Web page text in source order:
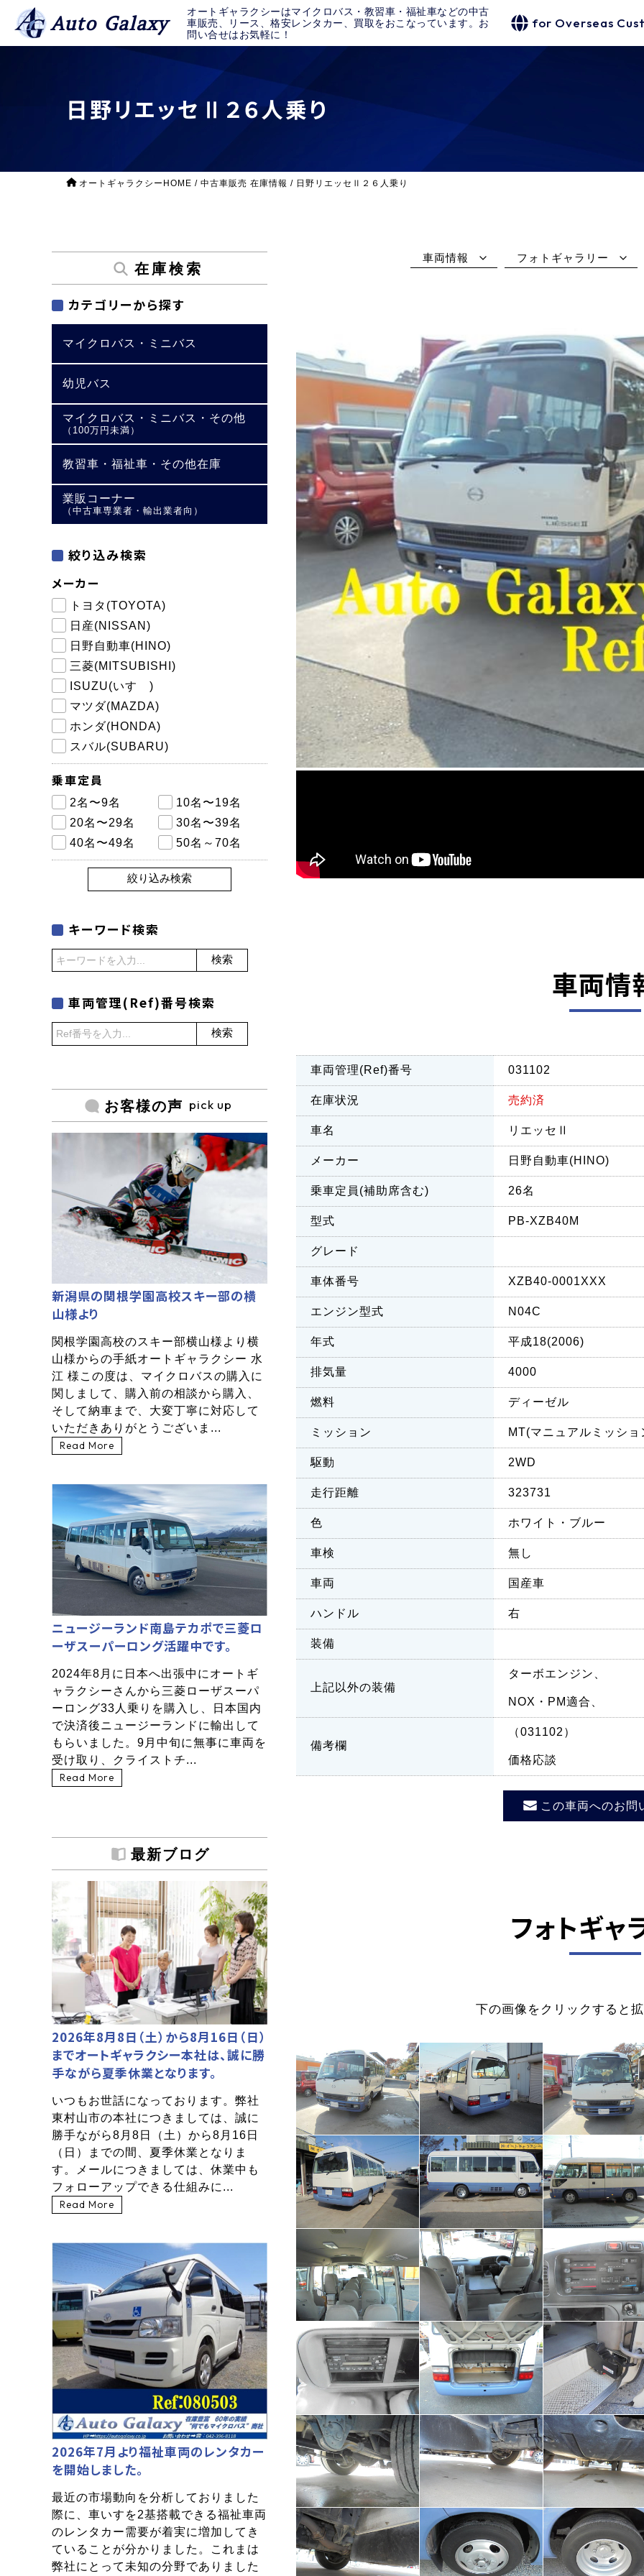
Auto Galaxy
オートギャラクシーはマイクロバス・教習車・福祉車などの中古
車販売、リース、格安レンタカー、買取をおこなっています。お
問い合せはお気軽に！
for Overseas
日野リエッセⅡ２６人乗り
オートギャラクシーHOME / 中古車販売 在庫情報 / 日野リエッセⅡ２６人乗り
車両情報 フォトギャラリー
車両情
車両管理(Ref)番号 031102
在庫状況 売約済
車名 リエッセⅡ
メーカー 日野自動車(HINO)
乗車定員(補助席含む) 26名
型式 PB-XZB40M
グレード
車体番号 XZB40-0001XXX
エンジン型式 N04C
年式 平成18(2006)
排気量 4000
燃料 ディーゼル
ミッション MT(マニュアルミッショ
駆動 2WD
走行距離 323731
色 ホワイト・ブルー
車検 無し
車両 国産車
ハンドル 右
装備
上記以外の装備
ターボエンジン、
NOX・PM適合、
備考欄
（031102）
価格応談
この車両へのお問
フォトギャ
下の画像をクリックすると
在庫検索
カテゴリーから探す
マイクロバス・ミニバス
幼児バス
マイクロバス・ミニバス・その他
（100万円未満）
教習車・福祉車・その他在庫
業販コーナー
（中古車専業者・輸出業者向）
絞り込み検索
メーカー
トヨタ(TOYOTA)
日産(NISSAN)
日野自動車(HINO)
三菱(MITSUBISHI)
ISUZU(いすゞ)
マツダ(MAZDA)
ホンダ(HONDA)
スバル(SUBARU)
乗車定員
2名〜9名
10名〜19名
20名〜29名
30名〜39名
40名〜49名
50名～70名
絞り込み検索
キーワード検索
検索
車両管理(Ref)番号検索
検索
お客様の声 pick up
新潟県の関根学園高校スキー部の横
山様より
関根学園高校のスキー部横山様より横
山様からの手紙オートギャラクシー 水
江 様この度は、マイクロバスの購入に
関しまして、購入前の相談から購入、
そして納車まで、大変丁寧に対応して
いただきありがとうございま...
Read More
ニュージーランド南島テカポで三菱ロ
ーザスーパーロング活躍中です。
2024年8月に日本へ出張中にオートギ
ャラクシーさんから三菱ローザスーパ
ーロング33人乗りを購入し、日本国内
で決済後ニュージーランドに輸出して
もらいました。9月中旬に無事に車両を
受け取り、クライストチ...
Read More
最新ブログ
2026年8月8日（土）から8月16日（日）
までオートギャラクシー本社は、誠に勝
手ながら夏季休業となります。
いつもお世話になっております。弊社
東村山市の本社につきましては、誠に
勝手ながら8月8日（土）から8月16日
（日）までの間、夏季休業となりま
す。メールにつきましては、休業中も
フォローアップできる仕組みに...
Read More
2026年7月より福祉車両のレンタカー
を開始しました。
最近の市場動向を分析しておりました
際に、車いすを2基搭載できる福祉車両
のレンタカー需要が着実に増加してき
ていることが分かりました。これまは
弊社にとって未知の分野でありました